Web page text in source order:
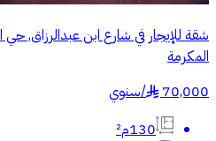
شقة للإيجار في شارع ابن عبدالرزاق,
المكرمة
70,000
§
/سنوي
130م²